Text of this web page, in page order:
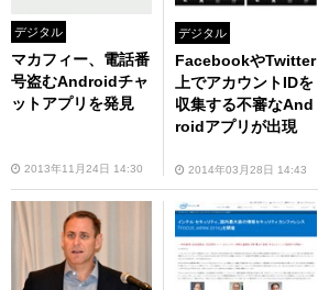
デジタル
マカフィー、電話番
号盗むAndroidチャ
ットアプリを発見
2013年11月24日 14:30
デジタル
FacebookやTwitter
上でアカウントIDを
収集する不審なAnd
roidアプリが出現
2014年03月28日 14:43